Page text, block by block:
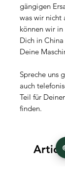
gängigen
was wir nicht
können wir
Dich in
Deine
Spreche uns
auch
Teil für
finden.